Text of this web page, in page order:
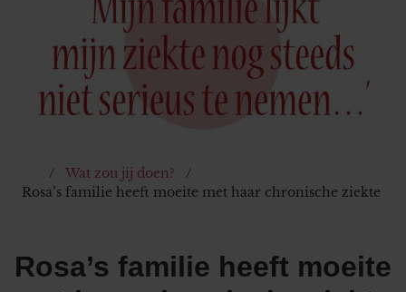
Wat zou jij doen?
Rosa’s familie heeft moeite met haar chronische ziekte
Rosa’s familie heeft moeite